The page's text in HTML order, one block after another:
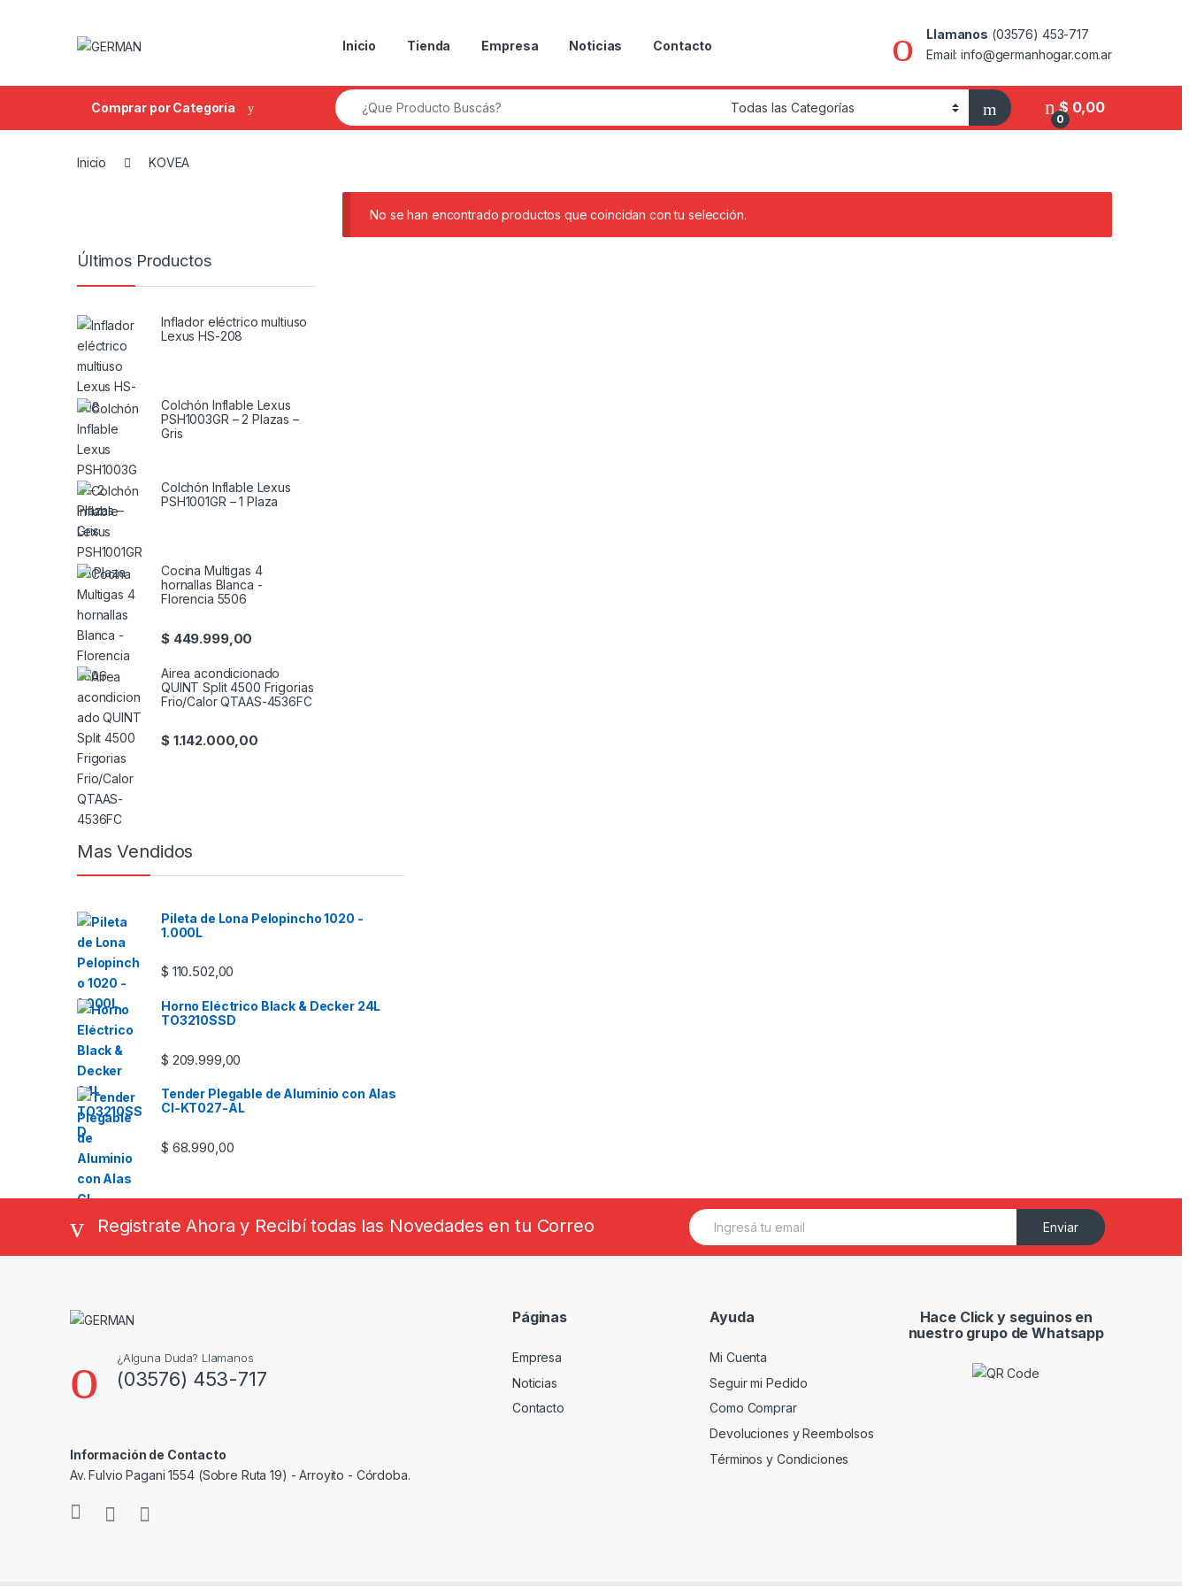
Inicio Tienda Empresa Noticias Contacto
Llamanos (03576) 453-717
Email: info@germanhogar.com.ar
Comprar por Categoría
Search for:
0
$ 0,00
Inicio KOVEA
No se han encontrado productos que coincidan con tu selección.
Últimos Productos
Inflador eléctrico multiuso
Lexus HS-208
Colchón Inflable Lexus
PSH1003GR – 2 Plazas –
Gris
Colchón Inflable Lexus
PSH1001GR – 1 Plaza
Cocina Multigas 4
hornallas Blanca -
Florencia 5506
$449.999,00
Airea acondicionado
QUINT Split 4500 Frigorias
Frio/Calor QTAAS-4536FC
$1.142.000,00
Mas Vendidos
Pileta de Lona Pelopincho 1020 -
1.000L
$ 110.502,00
Horno Eléctrico Black & Decker 24L
TO3210SSD
$ 209.999,00
Tender Plegable de Aluminio con Alas
CI-KT027-AL
$ 68.990,00
Registrate Ahora y Recibí todas las Novedades en tu Correo
E
m
Enviar
¿Alguna Duda? Llamanos
(03576) 453-717
Información de Contacto
Av. Fulvio Pagani 1554 (Sobre Ruta 19) - Arroyito - Córdoba.
Páginas
Empresa
Noticias
Contacto
Ayuda
Mi Cuenta
Seguir mi Pedido
Como Comprar
Devoluciones y Reembolsos
Términos y Condiciones
Hace Click y seguinos en
nuestro grupo de Whatsapp